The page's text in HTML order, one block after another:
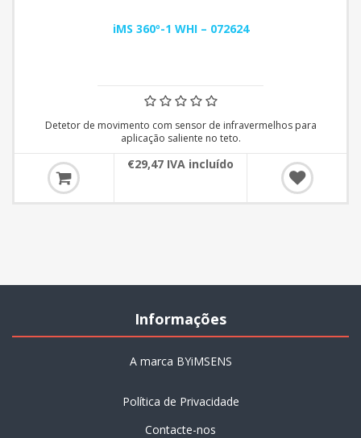
iMS 360º-1 WHI – 072624
Detetor de movimento com sensor de infravermelhos para
aplicação saliente no teto.
€29,47 IVA incluído
Informações
A marca BYiMSENS
Política de Privacidade
Contacte-nos